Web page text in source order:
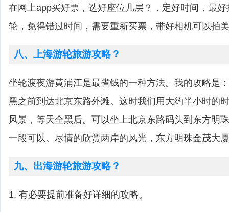
在网上app买好票，选好座位几层？，定好时间，最
轮，免得错过时间，需要重新买票，带好相机可以拍
八、上海游轮旅游攻略？
坐轮渡夜游黄浦江是最省钱的一种方法。我的攻略是
黑之前到达北京东路外滩。这时我们用大约半小时的
风景，等天全黑后。可以坐上北京东路码头到东方明
一段可以。尽情的欣赏两岸的风光，东方明珠金茂大
九、出海游轮旅游攻略？
1. 有必要提前准备好详细的攻略。